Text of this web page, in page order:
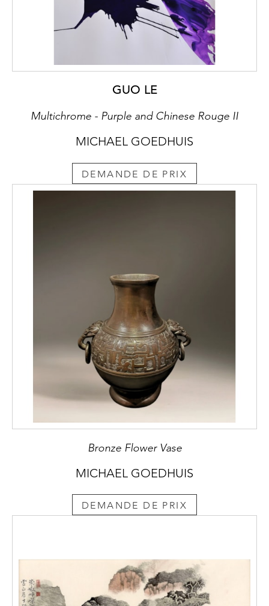
GUO LE
Multichrome - Purple and Chinese Rouge II
MICHAEL GOEDHUIS
DEMANDE DE PRIX
Bronze Flower Vase
MICHAEL GOEDHUIS
DEMANDE DE PRIX